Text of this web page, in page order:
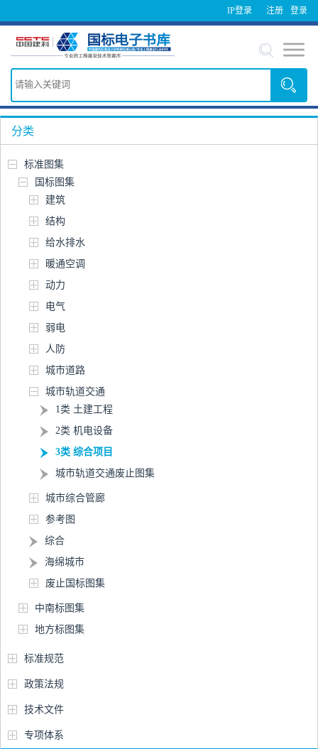
IP登录 登录
注册
分类
标准图集
国标图集
建筑
结构
给水排水
暖通空调
动力
电气
弱电
人防
城市道路
城市轨道交通
1类 土建工程
2类 机电设备
3类 综合项目
城市轨道交通废止图集
城市综合管廊
参考图
综合
海绵城市
废止国标图集
中南标图集
地方标图集
标准规范
政策法规
技术文件
专项体系